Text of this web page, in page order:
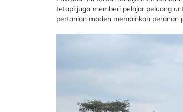
tetapi juga memberi pelajar peluang
pertanian moden memainkan